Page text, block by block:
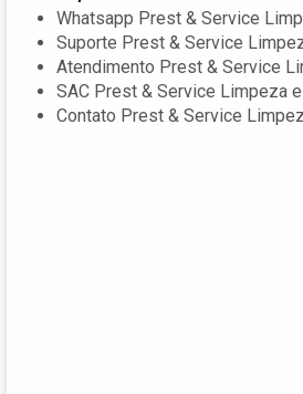
Whatsapp Prest & Service
Suporte Prest & Service
Atendimento Prest & Service
SAC Prest & Service Limpeza
Contato Prest & Service